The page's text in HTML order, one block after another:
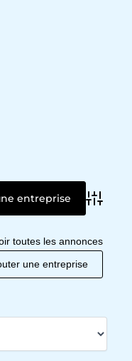
toutes les annonces
une entreprise